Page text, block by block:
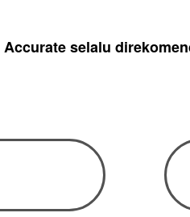
Accurate selalu